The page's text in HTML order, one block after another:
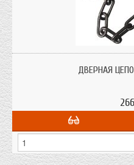
деревянные двери от испанского
ДВЕРНАЯ